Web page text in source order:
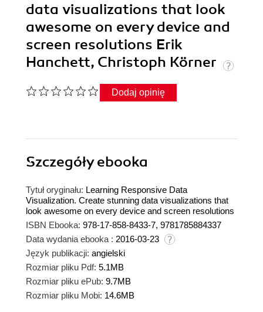
data visualizations that look
awesome on every device and
screen resolutions Erik
Hanchett, Christoph Körner
Dodaj opinię
Szczegółyebooka
Tytuł oryginału: Learning Responsive Data
Visualization. Create stunning data visualizations that
look awesome on every device and screen resolutions
ISBN Ebooka: 978-17-858-8433-7, 9781785884337
Data wydania ebooka : 2016-03-23
Język publikacji: angielski
Rozmiar pliku Pdf: 5.1MB
Rozmiar pliku ePub: 9.7MB
Rozmiar pliku Mobi: 14.6MB